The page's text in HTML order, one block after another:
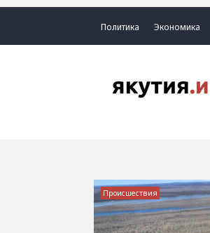
Политика Экономика
Происшествия